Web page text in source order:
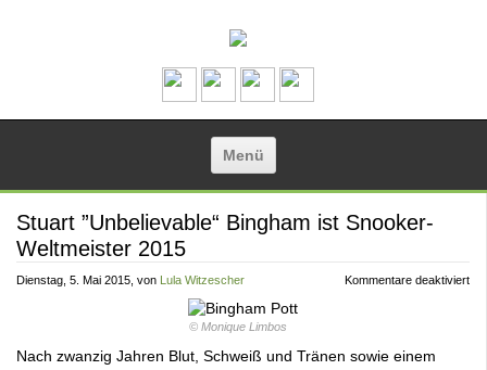
Menü
Stuart ”Unbelievable“ Bingham ist Snooker-
Weltmeister 2015
Dienstag, 5. Mai 2015 , von Lula Witzescher Kommentare deaktiviertfür
© Monique Limbos
Nach zwanzig Jahren Blut, Schweiß und Tränen sowie einem